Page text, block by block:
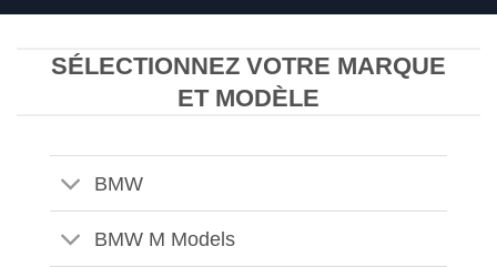
SÉLECTIONNEZ VOTRE MARQUE
ET MODÈLE
BMW
BMW M Models